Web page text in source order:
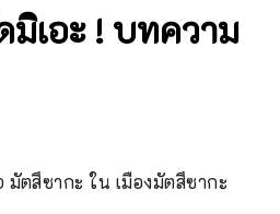
มิเอะ ! บทความ
ตสึซากะ ใน เมืองมัตสึซากะ